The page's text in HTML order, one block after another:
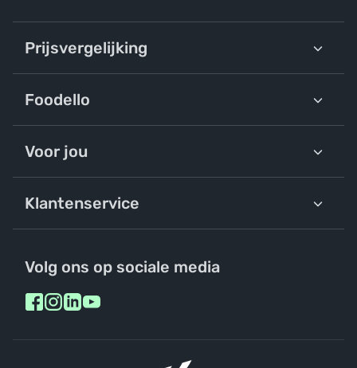
Prijsvergelijking
Foodello
Voor jou
Klantenservice
Volg ons op sociale media